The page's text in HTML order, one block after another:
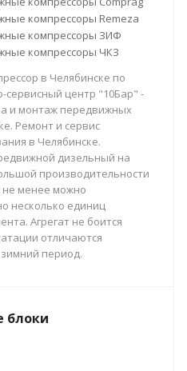
компрессоры Remeza
компрессоры ЗИФ
компрессоры ЧКЗ
в Челябинске по
сервисный центр "10Бар" -
и монтаж передвижных
Ремонт и сервис
в Челябинске.
дизельный на
производительности
не менее можно
несколько единиц
Агрегат не боится
отличаются
период.
блоки